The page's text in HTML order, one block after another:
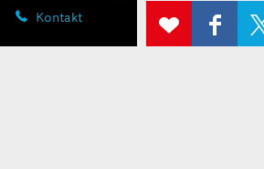
Kontakt